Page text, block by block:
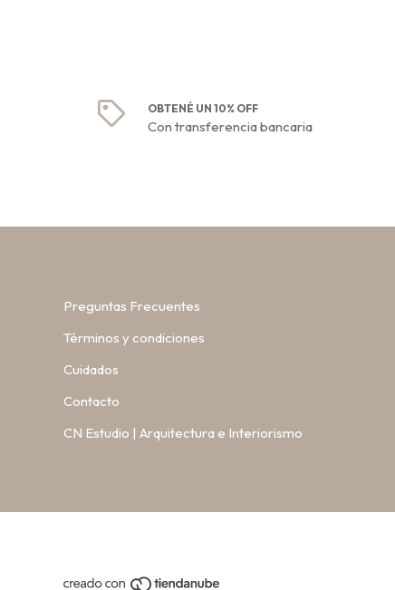
OBTENÉ UN 10% OFF
Con transferencia bancaria
Preguntas Frecuentes
Términos y condiciones
Cuidados
Contacto
CN Estudio | Arquitectura e Interiorismo